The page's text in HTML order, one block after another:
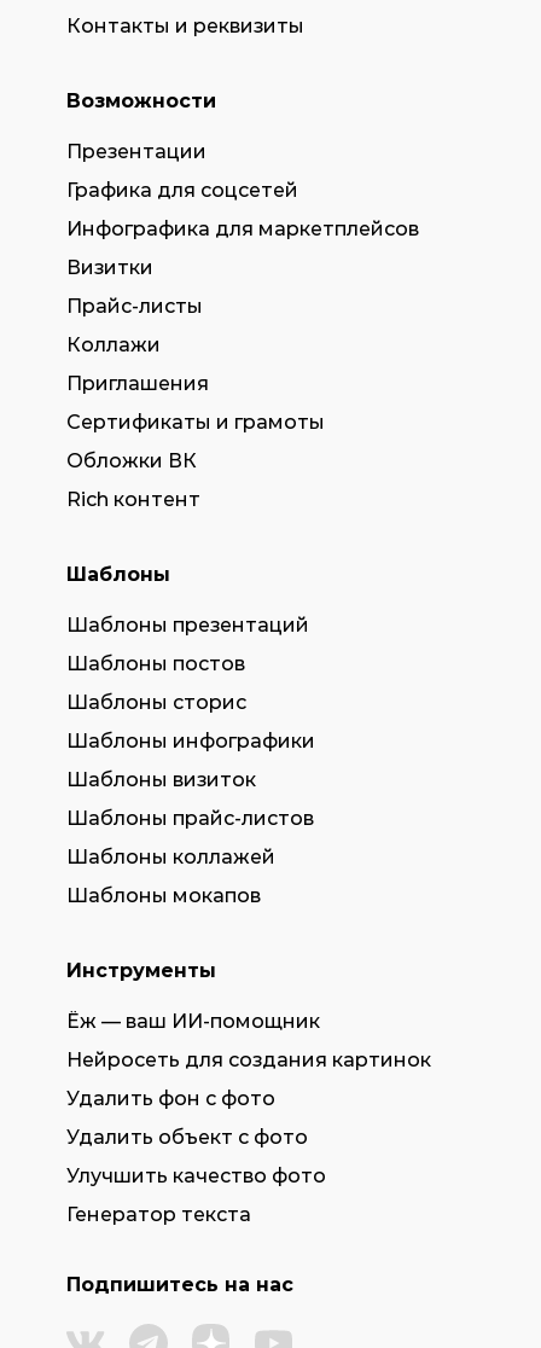
Контакты и реквизиты
Возможности
Презентации
Графика для соцсетей
Инфографика для маркетплейсов
Визитки
Прайс-листы
Коллажи
Приглашения
Сертификаты и грамоты
Обложки ВК
Rich контент
Шаблоны
Шаблоны презентаций
Шаблоны постов
Шаблоны сторис
Шаблоны инфографики
Шаблоны визиток
Шаблоны прайс-листов
Шаблоны коллажей
Шаблоны мокапов
Инструменты
Ёж — ваш ИИ-помощник
Нейросеть для создания картинок
Удалить фон с фото
Удалить объект с фото
Улучшить качество фото
Генератор текста
Подпишитесь на нас